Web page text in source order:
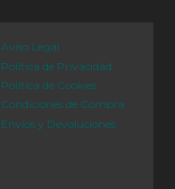
Aviso Legal
Política de Privacidad
Política de Cookies
Condiciones de Compra
Envíos y Devoluciones